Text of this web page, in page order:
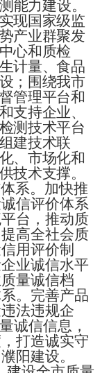
能力建设。
现国家级监
产业群聚发
心和质检
计量、食品
；围绕我市
管理平台和
支持企业、
测技术平台
建技术联
、市场化和
技术支撑。
系。加快推
信评价体系
台，推动质
高全社会质
用评价制
业诚信水平
量诚信档
。完善产品
法违规企
诚信信息，
打造诚实守
阳建设。